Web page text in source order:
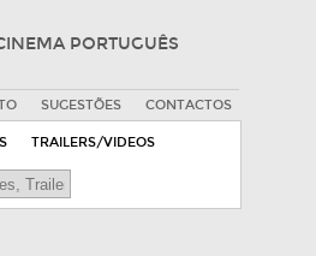
PORTUGUÊS
SUGESTÕES CONTACTOS
TRAILERS/VIDEOS